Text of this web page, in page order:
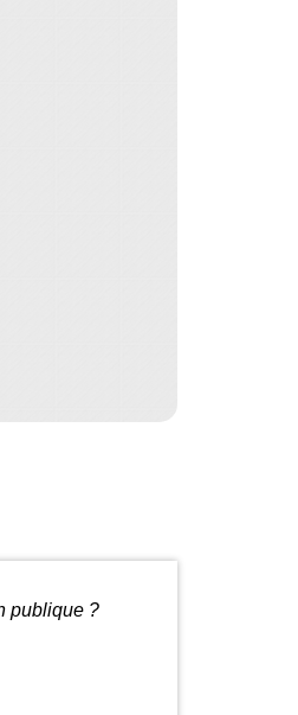
publique ?